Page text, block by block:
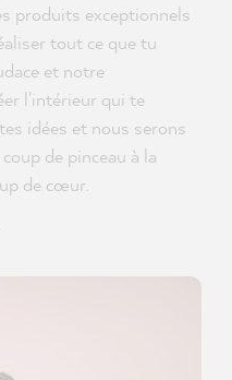
produits exceptionnels
tout ce que tu
et notre
l'intérieur qui te
idées et nous serons
de pinceau à la
de cœur.